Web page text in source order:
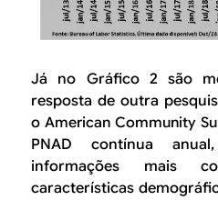
Já no Gráfico 2 são
resposta de outra
o American Community
PNAD contínua
informações mais
características